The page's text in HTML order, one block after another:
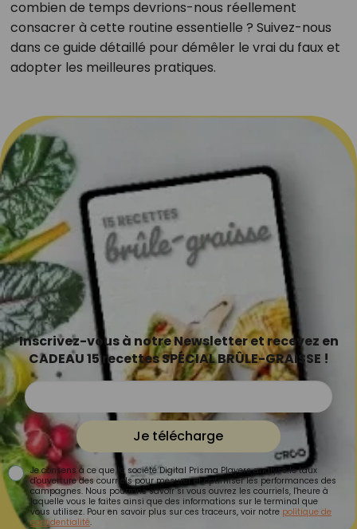
combien de temps devrions-nous réellement
consacrer à cette routine essentielle ? Suivez-nous
dans ce guide détaillé pour démêler le vrai du faux et
adopter les meilleures pratiques.
Inscrivez-vous à notre Newsletter et recevez en
CADEAU 15 recettes SPÉCIAL BRÛLE-GRAISSE !
Je télécharge
Je consens à ce que la société Digital Prisma Players analyse le taux
d'ouverture des courriels pour mesurer et optimiser les performances des
campagnes. Nous pourrons savoir si vous ouvrez les courriels, l'heure à
laquelle vous le faites ainsi que des informations sur le terminal que
vous utilisez. Pour en savoir plus sur ces traceurs, voir notre politique de
confidentialité.